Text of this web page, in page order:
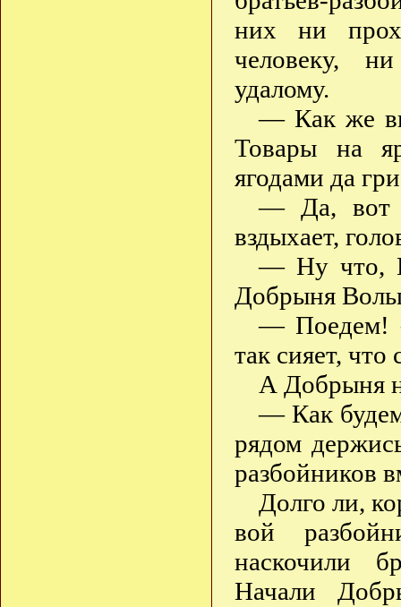
них ни
человеку,
удалому.
— Как же вы
Товары на
ягодами да
— Да, вот
вздыхает,
— Ну что,
Добрыня
— Поедем!
так сияет, что
А Добрыня
— Как
рядом
разбойников
Долго ли,
вой
наскочили
Начали